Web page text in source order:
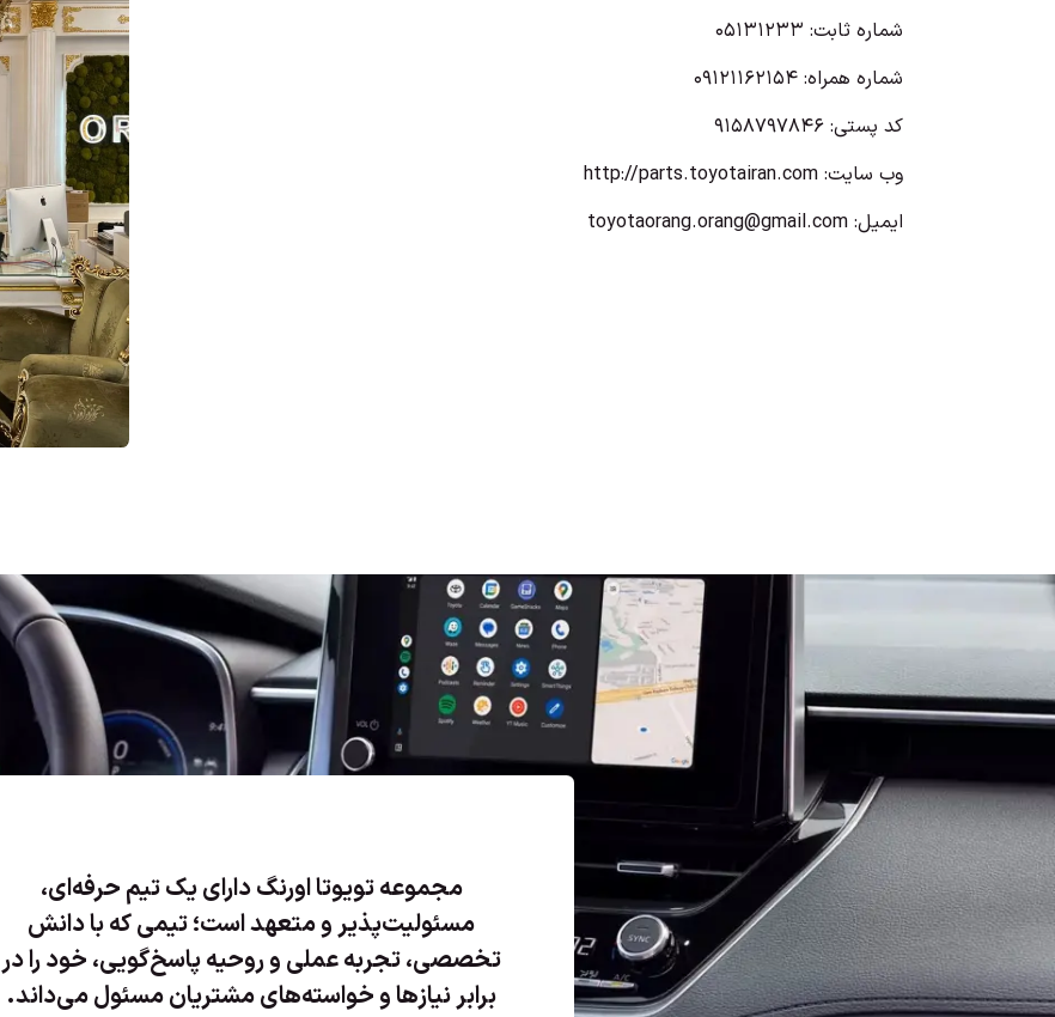
شماره ثابت: 05131233
شماره همراه: 09121162154
کد پستی: 9158797846
وب سایت: http://parts.toyotairan.com
ایمیل: toyotaorang.orang@gmail.com
مجموعه تویوتا اورنگ دارای یک تیم حرفه‌ای،
مسئولیت‌پذیر و متعهد است؛ تیمی که با دانش
تخصصی، تجربه عملی و روحیه پاسخ‌گویی، خود را در
برابر نیازها و خواسته‌های مشتریان مسئول می‌داند.